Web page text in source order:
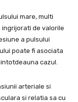
mare, multi
de valorile
a pulsului
poate fi asociata
cazul.
arteriale si
si relatia sa cu